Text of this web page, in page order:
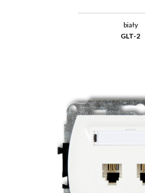
biały
GLT-2